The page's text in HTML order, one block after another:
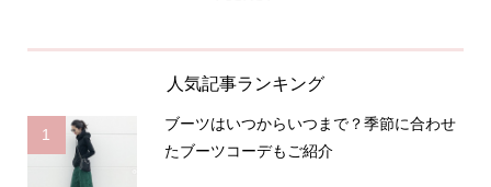
人気記事ランキング
1
ブーツはいつからいつまで？季節に合わせ
たブーツコーデもご紹介